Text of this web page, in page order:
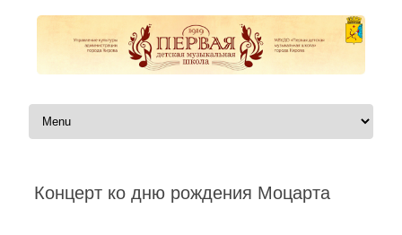
Перейти к содержимому
Концерт ко дню рождения Моцарта